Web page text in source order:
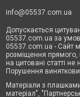
info@05537.com.ua
Допускається
05537.com.ua за
05537.com.ua - Сайт
розміщення прямого,
на цитовані статті
Порушення
Матеріали з
матеріал",